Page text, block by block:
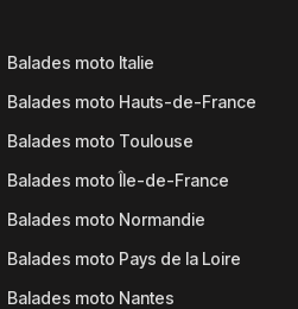
Balades moto Italie
Balades moto Hauts-de-France
Balades moto Toulouse
Balades moto Île-de-France
Balades moto Normandie
Balades moto Pays de la Loire
Balades moto Nantes